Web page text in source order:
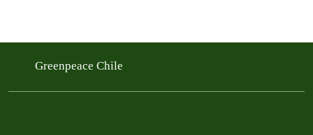
Greenpeace Chile